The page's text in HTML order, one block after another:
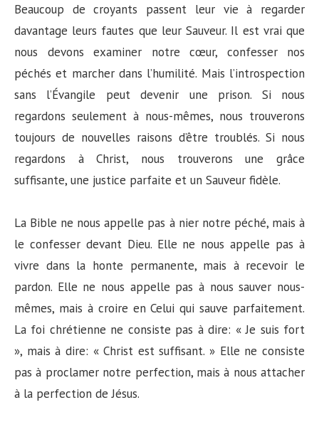
Beaucoup de croyants passent leur vie à regarder
davantage leurs fautes que leur Sauveur. Il est vrai que
nous devons examiner notre cœur, confesser nos
péchés et marcher dans l’humilité. Mais l’introspection
sans l’Évangile peut devenir une prison. Si nous
regardons seulement à nous-mêmes, nous trouverons
toujours de nouvelles raisons d’être troublés. Si nous
regardons à Christ, nous trouverons une grâce
suffisante, une justice parfaite et un Sauveur fidèle.
La Bible ne nous appelle pas à nier notre péché, mais à
le confesser devant Dieu. Elle ne nous appelle pas à
vivre dans la honte permanente, mais à recevoir le
pardon. Elle ne nous appelle pas à nous sauver nous-
mêmes, mais à croire en Celui qui sauve parfaitement.
La foi chrétienne ne consiste pas à dire: « Je suis fort
», mais à dire: « Christ est suffisant. » Elle ne consiste
pas à proclamer notre perfection, mais à nous attacher
à la perfection de Jésus.